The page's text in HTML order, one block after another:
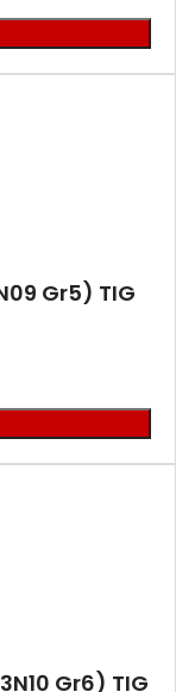
Gr5) TIG
Gr6) TIG